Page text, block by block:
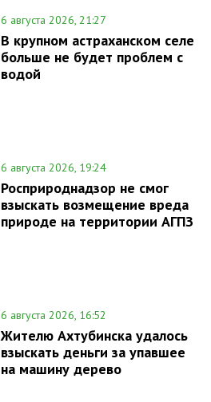
6 августа 2026, 21:27
В крупном астраханском селе
больше не будет проблем с
водой
6 августа 2026, 19:24
Росприроднадзор не смог
взыскать возмещение вреда
природе на территории АГПЗ
6 августа 2026, 16:52
Жителю Ахтубинска удалось
взыскать деньги за упавшее
на машину дерево